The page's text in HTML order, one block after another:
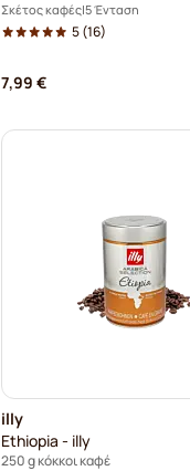
Σκέτος καφές 5 Ένταση
5(16)
7,99 €
illy
Ethiopia - illy
250 g κόκκοι καφέ